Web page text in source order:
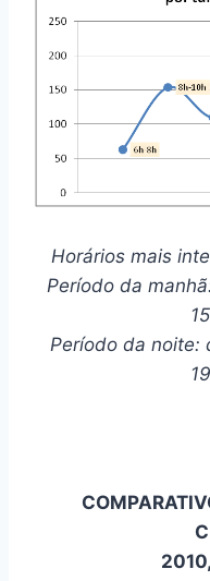
Horários mais
Período da
Período da noite: